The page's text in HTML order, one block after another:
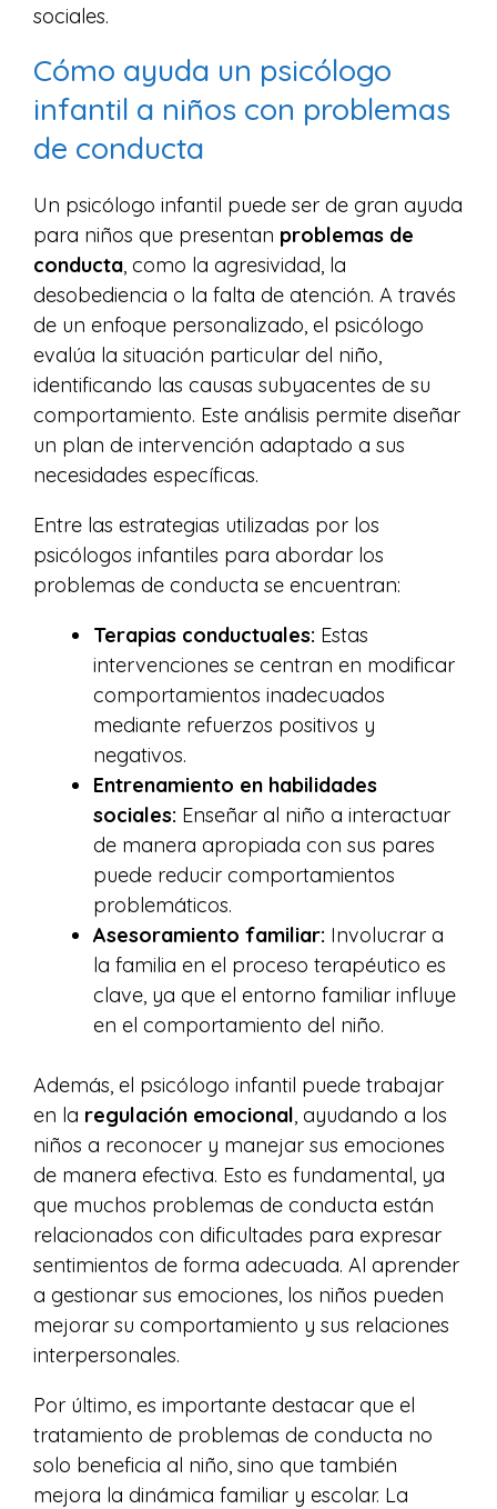
sociales.
Cómo ayuda un psicólogo
infantil a niños con problemas
de conducta
Un psicólogo infantil puede ser de gran ayuda
para niños que presentan problemas de
conducta, como la agresividad, la
desobediencia o la falta de atención. A través
de un enfoque personalizado, el psicólogo
evalúa la situación particular del niño,
identificando las causas subyacentes de su
comportamiento. Este análisis permite diseñar
un plan de intervención adaptado a sus
necesidades específicas.
Entre las estrategias utilizadas por los
psicólogos infantiles para abordar los
problemas de conducta se encuentran:
Terapias conductuales: Estas
intervenciones se centran en modificar
comportamientos inadecuados
mediante refuerzos positivos y
negativos.
Entrenamiento en habilidades
sociales: Enseñar al niño a interactuar
de manera apropiada con sus pares
puede reducir comportamientos
problemáticos.
Asesoramiento familiar: Involucrar a
la familia en el proceso terapéutico es
clave, ya que el entorno familiar influye
en el comportamiento del niño.
Además, el psicólogo infantil puede trabajar
en la regulación emocional, ayudando a los
niños a reconocer y manejar sus emociones
de manera efectiva. Esto es fundamental, ya
que muchos problemas de conducta están
relacionados con dificultades para expresar
sentimientos de forma adecuada. Al aprender
a gestionar sus emociones, los niños pueden
mejorar su comportamiento y sus relaciones
interpersonales.
Por último, es importante destacar que el
tratamiento de problemas de conducta no
solo beneficia al niño, sino que también
mejora la dinámica familiar y escolar. La